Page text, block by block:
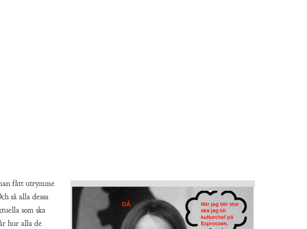
fått utrymme
så alla dessa
som ska
hur alla de